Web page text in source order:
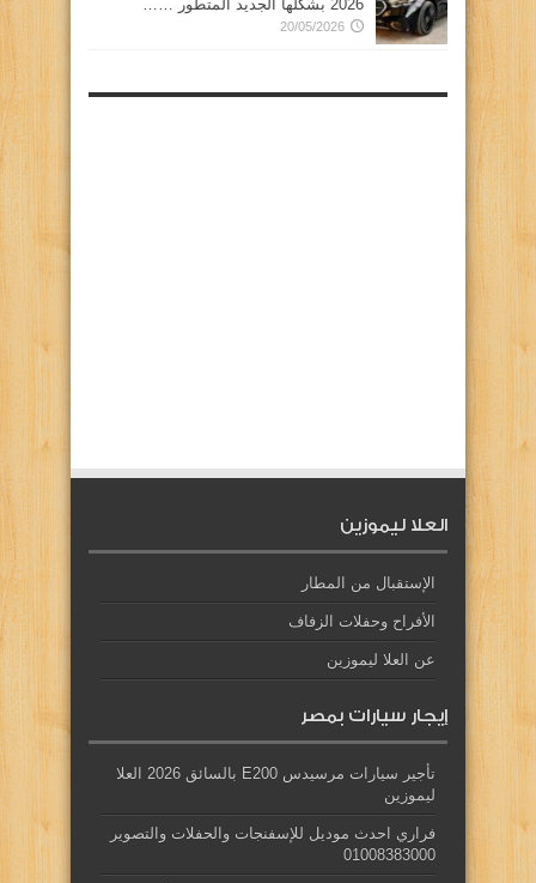
2026 بشكلها الجديد المتطور ……
20/05/2026
العلا ليموزين
الإستقبال من المطار
الأفراح وحفلات الزفاف
عن العلا ليموزين
إيجار سيارات بمصر
تأجير سيارات مرسيدس E200 بالسائق 2026 العلا
ليموزين
فراري احدث موديل للإسفنجات والحفلات والتصوير
01008383000